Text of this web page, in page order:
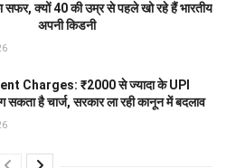
सफर, क्यों 40 की उम्र से पहले खो रहे हैं भारतीय
अपनी किडनी
Charges: ₹2000 से ज्यादा के UPI
है चार्ज, सरकार ला रही कानून में बदलाव